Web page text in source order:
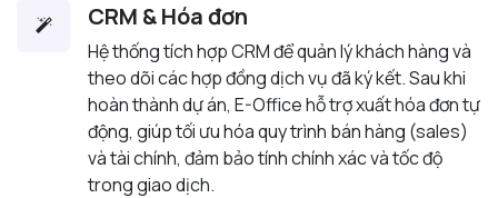
CRM & Hóa đơn
Hệ thống tích hợp CRM để quản lý khách hàng và
theo dõi các hợp đồng dịch vụ đã ký kết. Sau khi
hoàn thành dự án, E-Office hỗ trợ xuất hóa đơn tự
động, giúp tối ưu hóa quy trình bán hàng (sales)
và tài chính, đảm bảo tính chính xác và tốc độ
trong giao dịch.